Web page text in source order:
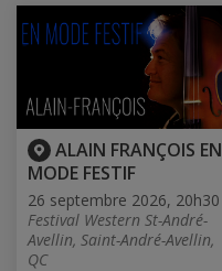
ALAIN FRANÇOIS EN
MODE FESTIF
26 septembre 2026, 20h30
Festival Western St-André-
Avellin, Saint-André-Avellin,
QC